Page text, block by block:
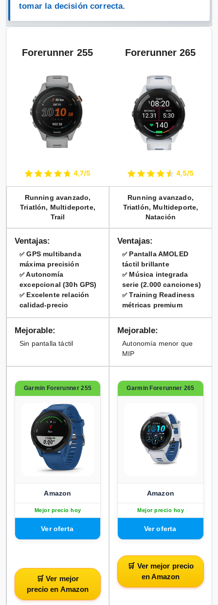
tomar la decisión correcta.
Forerunner 255 Forerunner 265
4,7/5 4,5/5
Running avanzado,
Triatlón, Multideporte,
Trail
Running avanzado,
Triatlón, Multideporte,
Natación
Ventajas:
✅GPS multibanda
máxima precisión
✅Autonomía
excepcional (30h GPS)
✅Excelente relación
calidad-precio
Ventajas:
✅Pantalla AMOLED
táctil brillante
✅Música integrada
serie (2.000 canciones)
✅Training Readiness
métricas premium
Mejorable:
Sin pantalla táctil
Mejorable:
Autonomía menor que
MIP
Garmin Forerunner 255
Amazon
Mejor precio hoy
🛒 Ver mejor
precio en Amazon
Garmin Forerunner 265
Amazon
Mejor precio hoy
🛒 Ver mejor precio
en Amazon